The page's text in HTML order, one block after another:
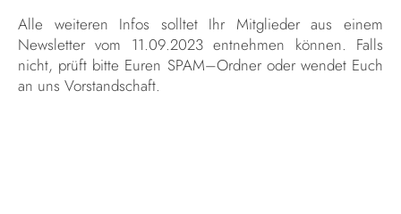
Alle weiteren Infos solltet Ihr Mitglieder aus einem
Newsletter vom 11.09.2023 entnehmen können. Falls
nicht, prüft bitte Euren SPAM–Ordner oder wendet Euch
an uns Vorstandschaft.